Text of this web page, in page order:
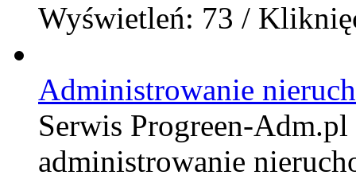
Wyświetleń: 73 /
Administrowanie
Serwis Progreen-
administrowanie